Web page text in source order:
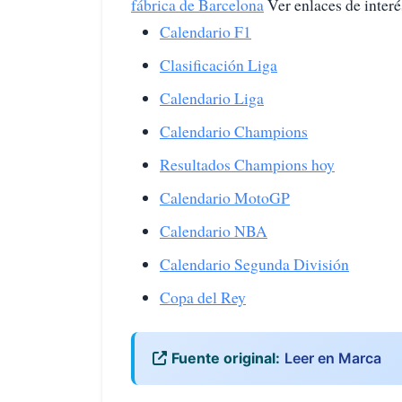
Calendario F1
Clasificación Liga
Calendario Liga
Calendario Champions
Resultados Champions hoy
Calendario MotoGP
Calendario NBA
Calendario Segunda División
Copa del Rey
Fuente original: Leer en Marca